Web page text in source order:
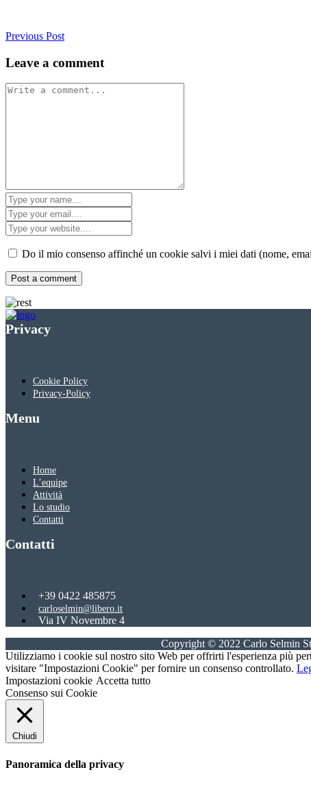
Previous Post
Leave a comment
Do il mio consenso affinché un cookie salvi i miei dati (nome,
Privacy
Cookie Policy
Privacy-Policy
Menu
Home
L’equipe
Attività
Lo studio
Contatti
Contatti
+39 0422 485875
carloselmin@libero.it
Via IV Novembre 4
Copyright © 2022 Carlo Selmin
Utilizziamo i cookie sul nostro sito Web per offrirti l'esperienza più
visitare "Impostazioni Cookie" per fornire un consenso controllato.
Impostazioni cookie Accetta tutto
Consenso sui Cookie
Chiudi
Panoramica della privacy